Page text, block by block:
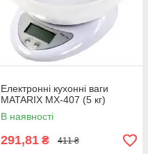
Електронні кухонні ваги
MATARIX MX-407 (5 кг)
В наявності
291,81 ₴ 411 ₴